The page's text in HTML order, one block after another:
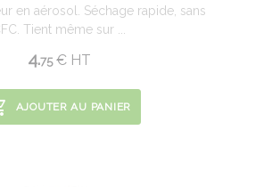
en aérosol. Séchage rapide, sans
Tient même sur ...
4.75 €HT
AJOUTER AU PANIER